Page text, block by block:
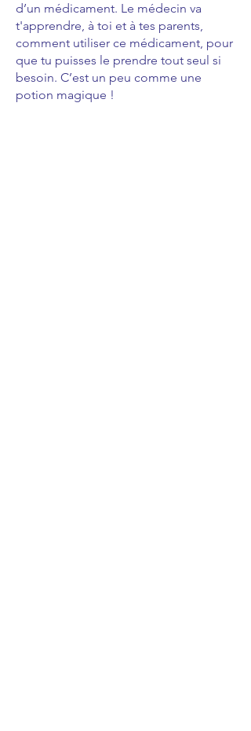
d’un médicament. Le médecin va
t'apprendre, à toi et à tes parents,
comment utiliser ce médicament, pour
que tu puisses le prendre tout seul si
besoin. C’est un peu comme une
potion magique !